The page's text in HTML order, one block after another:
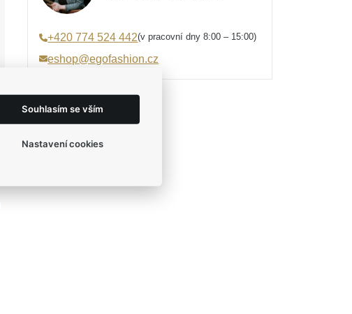
+420 774 524 442(v pracovní dny 8:00 – 15:00)
eshop@egofashion.cz
Souhlasím se vším
Nastavení cookies